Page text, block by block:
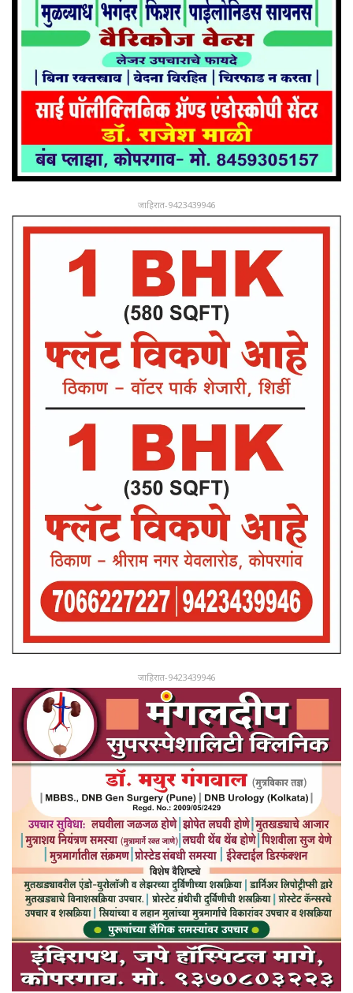
जाहिरात-9423439946
जाहिरात-9423439946